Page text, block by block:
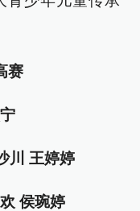
赛
川 王婷婷
侯琬婷